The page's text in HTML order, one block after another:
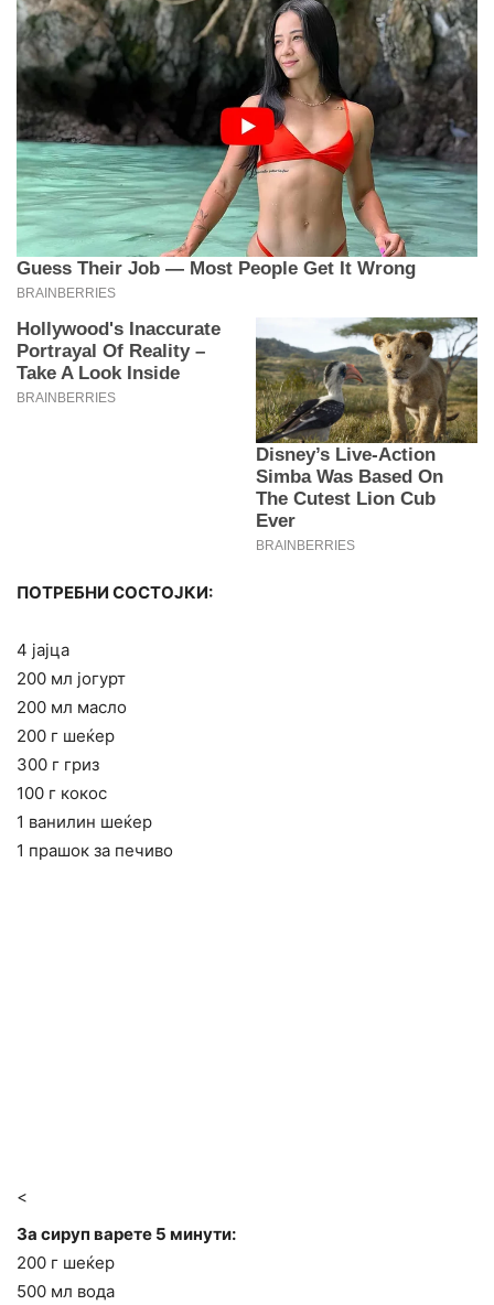
ПОТРЕБНИ СОСТОЈКИ:
4 јајца
200 мл јогурт
200 мл масло
200 г шеќер
300 г гриз
100 г кокос
1 ванилин шеќер
1 прашок за печиво
<
За сируп варете 5 минути:
200 г шеќер
500 мл вода